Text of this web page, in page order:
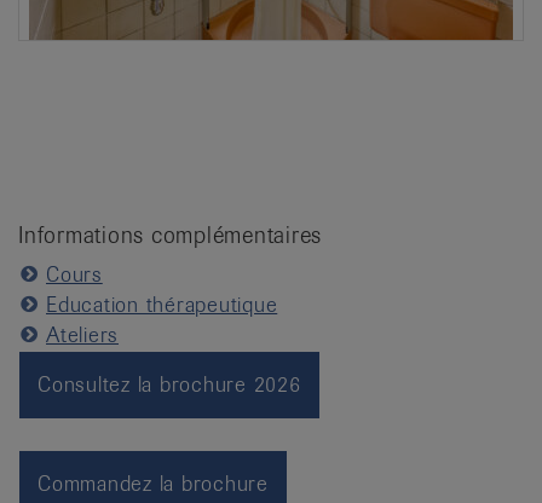
Informations complémentaires
Cours
Education thérapeutique
Ateliers
Consultez la brochure 2026
Commandez la brochure